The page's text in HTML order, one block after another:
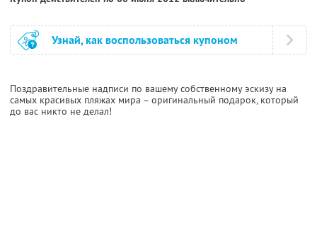
Узнай, как воспользоваться купоном
Поздравительные надписи по вашему собственному эскизу на
самых красивых пляжах мира – оригинальный подарок, который
до вас никто не делал!